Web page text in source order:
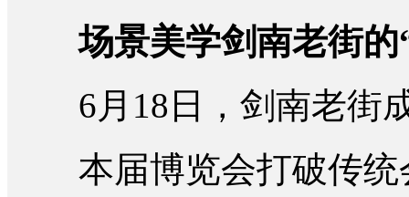
场景美学剑南老街
6月18日，剑南老街成
本届博览会打破传统